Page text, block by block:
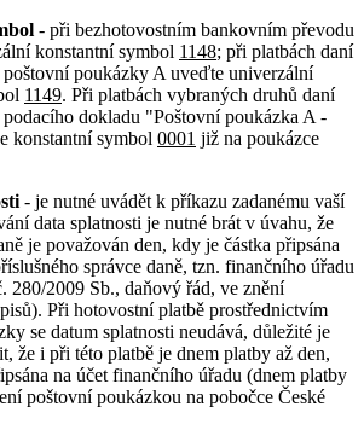
- při bezhotovostním bankovním převodu
konstantní symbol 1148; při platbách daní
poukázky A uveďte univerzální
1149. Při platbách vybraných druhů daní
dokladu "Poštovní poukázka A -
konstantní symbol 0001 již na poukázce
- je nutné uvádět k příkazu zadanému vaší
data splatnosti je nutné brát v úvahu, že
je považován den, kdy je částka připsána
správce daně, tzn. finančního úřadu
280/2009 Sb., daňový řád, ve znění
Při hotovostní platbě prostřednictvím
se datum splatnosti neudává, důležité je
že i při této platbě je dnem platby až den,
na účet finančního úřadu (dnem platby
poštovní poukázkou na pobočce České